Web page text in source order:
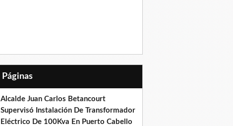
Páginas
Alcalde Juan Carlos Betancourt
Supervisó Instalación De Transformador
Eléctrico De 100Kva En Puerto Cabello